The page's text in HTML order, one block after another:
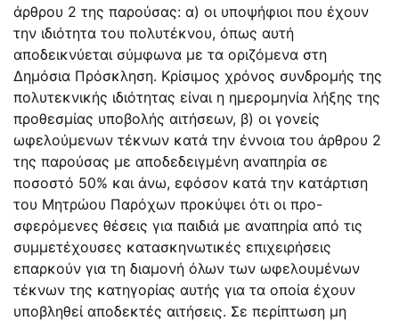
άρθρου 2 της παρούσας: α) οι υποψήφιοι που έχουν
την ιδιότητα του πολυτέκνου, όπως αυτή
αποδεικνύεται σύμφωνα με τα οριζόμενα στη
Δημόσια Πρόσκληση. Κρίσιμος χρόνος συνδρομής της
πολυτεκνικής ιδιότητας είναι η ημερομηνία λήξης της
προθεσμίας υποβολής αιτήσεων, β) οι γονείς
ωφελούμενων τέκνων κατά την έννοια του άρθρου 2
της παρούσας με αποδεδειγμένη αναπηρία σε
ποσοστό 50% και άνω, εφόσον κατά την κατάρτιση
του Μητρώου Παρόχων προκύψει ότι οι προ-
σφερόμενες θέσεις για παιδιά με αναπηρία από τις
συμμετέχουσες κατασκηνωτικές επιχειρήσεις
επαρκούν για τη διαμονή όλων των ωφελουμένων
τέκνων της κατηγορίας αυτής για τα οποία έχουν
υποβληθεί αποδεκτές αιτήσεις. Σε περίπτωση μη